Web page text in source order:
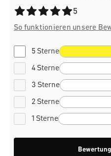
Durchschnittliche Bewertung
5
So funktionieren unsere
5 Sterne
4 Sterne
3 Sterne
2 Sterne
1 Sterne